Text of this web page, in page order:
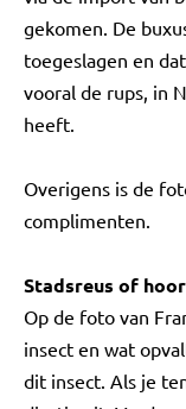
gekomen. De
toegeslagen en
vooral de rups, in
heeft.
Overigens is de
complimenten.
Stadsreus of
Op de foto van
insect en wat
dit insect. Als je